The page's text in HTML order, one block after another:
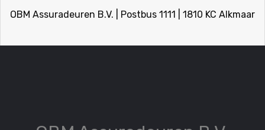
OBM Assuradeuren B.V. | Postbus 1111 | 1810 KC Alkmaar